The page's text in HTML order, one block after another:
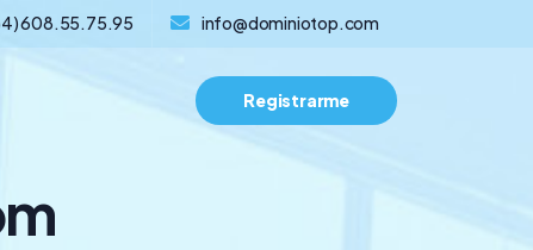
608.55.75.95 info@dominiotop.com
Registrarme